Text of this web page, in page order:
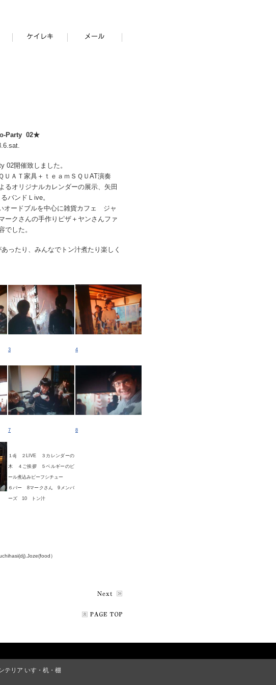
Party 02★
02開催致しました。
ＵＡＴ家具＋ｔｅａｍＳＱＵAT演奏
るオリジナルカレンダーの展示、矢田
バンドＬive。
オードブルを中心に雑貨カフェ ジャ
ークさんの手作りピザ＋ヤンさんファ
でした。
ったり、みんなでトン汁煮たり楽しく
3 4
7 8
１dj ２LIVE ３カレンダーの
木 ４ご挨拶 ５ベルギーのビ
ール煮込みビーフシチュー
６バー 8マークさん 9メンバ
ーズ 10 トン汁
）
リア いす・机・棚